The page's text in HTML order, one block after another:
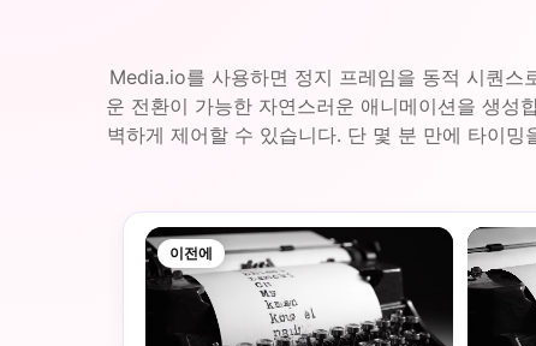
Media.io를 사용하면 정지 프레임을 동적 시퀀스
운 전환이 가능한 자연스러운 애니메이션을 생성
벽하게 제어할 수 있습니다. 단 몇 분 만에 타이
이전에